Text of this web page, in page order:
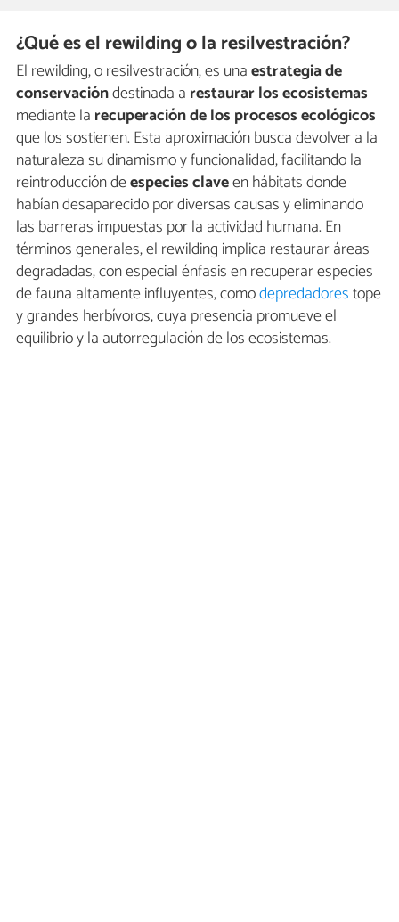
¿Qué es el rewilding o la resilvestración?
El rewilding, o resilvestración, es unaestrategia de
conservacióndestinada a restaurar los ecosistemas
mediante la recuperación de los procesos ecológicos
que los sostienen. Esta aproximación busca devolver a la
naturaleza su dinamismo y funcionalidad, facilitando la
reintroducción deespecies claveen hábitats donde
habían desaparecido por diversas causas y eliminando
las barreras impuestas por la actividad humana. En
términos generales, el rewilding implica restaurar áreas
degradadas, con especial énfasis en recuperar especies
de fauna altamente influyentes, comodepredadorestope
y grandes herbívoros, cuya presencia promueve el
equilibrio y la autorregulación de los ecosistemas.